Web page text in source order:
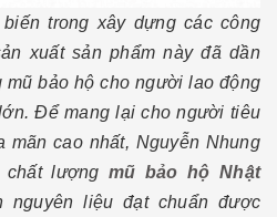
trong xây dựng các công
xuất sản phẩm này đã dần
bảo hộ cho người lao động
Để mang lại cho người tiêu
mãn cao nhất, Nguyễn Nhung
chất lượng mũ bảo hộ Nhật
nguyên liệu đạt chuẩn được